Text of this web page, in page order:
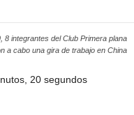
8 integrantes del Club Primera plana
a cabo una gira de trabajo en China
20 segundos